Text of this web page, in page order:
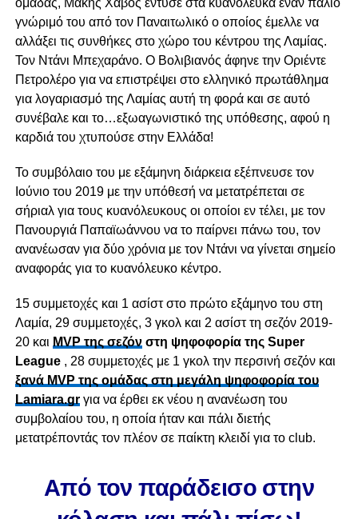
γνώριμό του από τον Παναιτωλικό ο οποίος έμελλε να
αλλάξει τις συνθήκες στο χώρο του κέντρου της Λαμίας.
Τον Ντάνι Μπεχαράνο. Ο Βολιβιανός άφηνε την Οριέντε
Πετρολέρο για να επιστρέψει στο ελληνικό πρωτάθλημα
για λογαριασμό της Λαμίας αυτή τη φορά και σε αυτό
συνέβαλε και το…εξωαγωνιστικό της υπόθεσης, αφού η
καρδιά του χτυπούσε στην Ελλάδα!
Το συμβόλαιο του με εξάμηνη διάρκεια εξέπνευσε τον
Ιούνιο του 2019 με την υπόθεσή να μετατρέπεται σε
σήριαλ για τους κυανόλευκους οι οποίοι εν τέλει, με τον
Πανουργιά Παπαϊωάννου να το παίρνει πάνω του, τον
ανανέωσαν για δύο χρόνια με τον Ντάνι να γίνεται σημείο
αναφοράς για το κυανόλευκο κέντρο.
15 συμμετοχές και 1 ασίστ στο πρώτο εξάμηνο του στη
Λαμία, 29 συμμετοχές, 3 γκολ και 2 ασίστ τη σεζόν 2019-
20 και MVP της σεζόνστη ψηφοφορία της Super
League, 28 συμμετοχές με 1 γκολ την περσινή σεζόν και
ξανά MVP της ομάδας στη μεγάλη ψηφοφορία του
Lamiara.grγια να έρθει εκ νέου η ανανέωση του
συμβολαίου του, η οποία ήταν και πάλι διετής
μετατρέποντάς τον πλέον σε παίκτη κλειδί για το club.
Από τον παράδεισο στην